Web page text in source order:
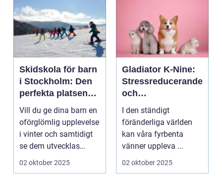
Skidskola för barn
i Stockholm: Den
perfekta platsen
för små blivande
skidåkare
Vill du ge dina barn en
oförglömlig upplevelse
i vinter och samtidigt
se dem utvecklas
p&a...
02 oktober 2025
Gladiator K-Nine:
Stressreducerande
och
ångestdämpande
hundhalsband
I den ständigt
föränderliga världen
kan våra fyrbenta
vänner uppleva ...
02 oktober 2025